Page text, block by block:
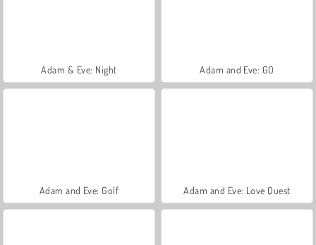
Adam & Eve: Night Adam and Eve: GO
Adam and Eve: Golf Adam and Eve: Love Quest